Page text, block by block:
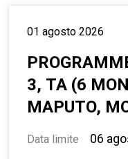
01 agosto 2026
3, TA (6
MAPUTO,
Data limite 06